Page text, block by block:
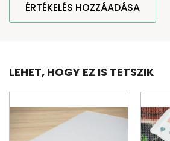
ÉRTÉKELÉS HOZZÁADÁSA
LEHET, HOGY EZ IS TETSZIK